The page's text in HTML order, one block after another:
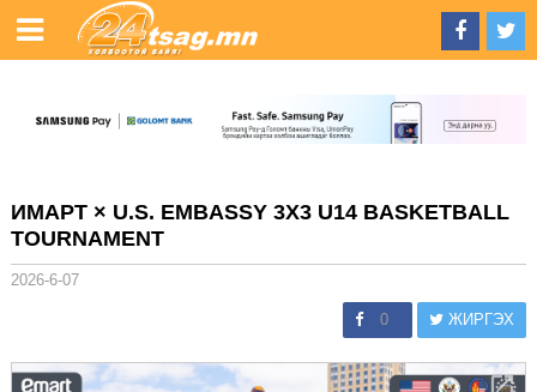
ИМАРТ × U.S. EMBASSY 3X3 U14 BASKETBALL
TOURNAMENT
2026-6-07
0 ЖИРГЭХ